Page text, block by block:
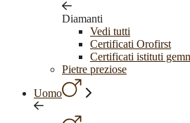
Diamanti
Vedi tutti
Certificati Orofirst
Certificati istituti
Pietre preziose
Uomo